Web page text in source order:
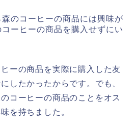
のコーヒーの商品には興味が
ーヒーの商品を購入せずにい
ーの商品を実際に購入した友
したかったからです。でも、
コーヒーの商品のことをオス
を持ちました。